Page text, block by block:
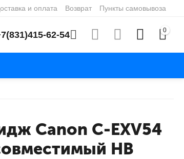
и оплата Возврат Пункты самовывоза
62-54 0
Canon C-EXV54
HB